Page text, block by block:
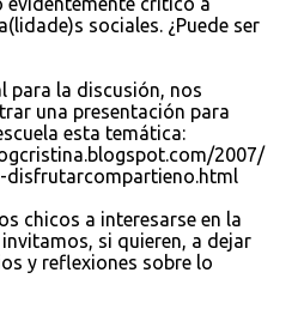
sociales. ¿Puede ser
para la discusión, nos
una presentación para
esta temática:
2007/
disfrutarcompartieno.html
chicos a interesarse en la
si quieren, a dejar
y reflexiones sobre lo